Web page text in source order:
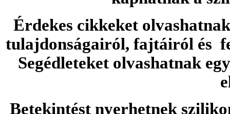
Érdekes cikkeket
tulajdonságairól, fajtáiról és
Segédleteket olvashatnak
Betekintést nyerhetnek